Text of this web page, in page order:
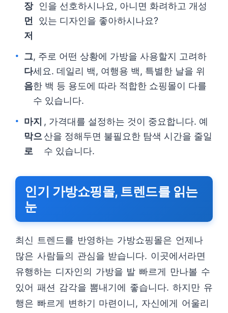
장
먼
저
인을 선호하시나요, 아니면 화려하고 개성
있는 디자인을 좋아하시나요?
그
다
음
, 주로 어떤 상황에 가방을 사용할지 고려하
세요. 데일리 백, 여행용 백, 특별한 날을 위
한 백 등 용도에 따라 적합한 쇼핑몰이 다를
수 있습니다.
마지
막으
로
, 가격대를 설정하는 것이 중요합니다. 예
산을 정해두면 불필요한 탐색 시간을 줄일
수 있습니다.
인기 가방쇼핑몰, 트렌드를 읽는
눈
최신 트렌드를 반영하는 가방쇼핑몰은 언제나
많은 사람들의 관심을 받습니다. 이곳에서라면
유행하는 디자인의 가방을 발 빠르게 만나볼 수
있어 패션 감각을 뽐내기에 좋습니다. 하지만 유
행은 빠르게 변하기 마련이니, 자신에게 어울리